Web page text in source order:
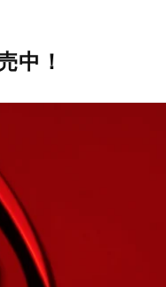
中！
ログイン